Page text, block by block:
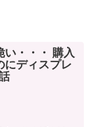
・・・ 購入
にディスプレ